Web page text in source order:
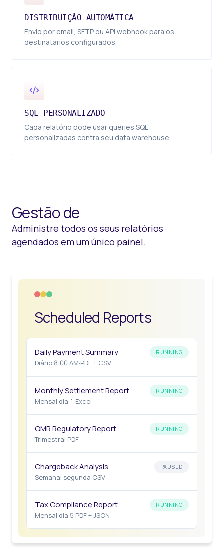
DISTRIBUIÇÃO AUTOMÁTICA
Envio por email, SFTP ou API webhook para os
destinatários configurados.
SQL PERSONALIZADO
Cada relatório pode usar queries SQL
personalizadas contra seu data warehouse.
Gestão de
Administre todos os seus relatórios
agendados em um único painel.
Scheduled Reports
Daily Payment Summary RUNNING
Diário 8:00 AM·PDF + CSV
Monthly Settlement Report RUNNING
Mensal dia 1 ·Excel
QMR Regulatory Report RUNNING
Trimestral·PDF
Chargeback Analysis PAUSED
Semanal segunda·CSV
Tax Compliance Report RUNNING
Mensal dia 5·PDF + JSON